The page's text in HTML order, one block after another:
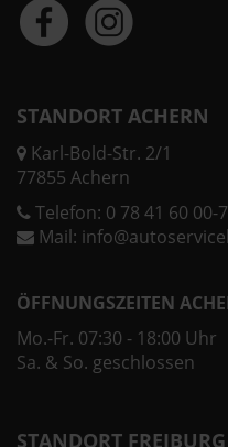
STANDORT ACHERN
Karl-Bold-Str. 2/1
77855 Achern
Telefon: 0 78 41 60 00-
Mail:
ÖFFNUNGSZEITEN
Mo.-Fr. 07:30 - 18:00 Uhr
Sa. & So. geschlossen
STANDORT FREIBURG